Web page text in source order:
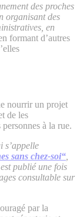
des proches
organisant des
en
formant d’autres
nourrir un projet
de les
à la rue.
s’appelle
sans chez-soi“
publié une fois
consultable sur
par la